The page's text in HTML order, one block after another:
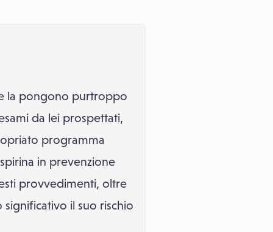
la pongono purtroppo
da lei prospettati,
programma
in prevenzione
provvedimenti, oltre
il suo rischio